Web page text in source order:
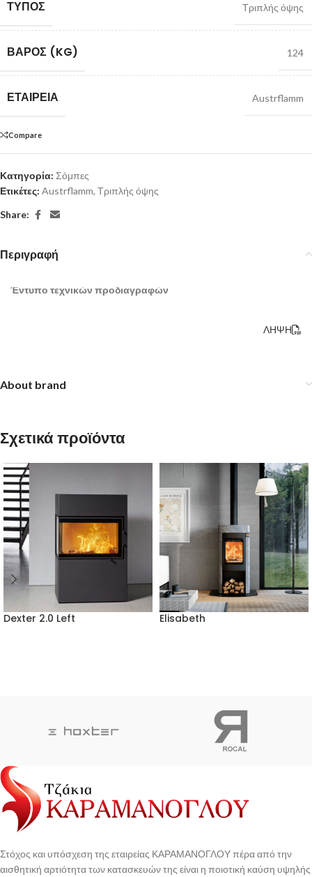
ΤΎΠΟΣ Τριπλής όψης
ΒΆΡΟΣ (KG) 124
ΕΤΑΙΡΕΊΑ Austrflamm
Compare
Κατηγορία: Σόμπες
Ετικέτες: Austrflamm, Τριπλής όψης
Share:
Περιγραφή
Έντυπο τεχνικών προδιαγραφών
ΛΗΨΗ
About brand
Σχετικά προϊόντα
Dexter 2.0 Left Elisabeth
Στόχος και υπόσχεση της εταιρείας ΚΑΡΑΜΑΝΟΓΛΟΥ πέρα από την
αισθητική αρτιότητα των κατασκευών της είναι η ποιοτική καύση υψηλής